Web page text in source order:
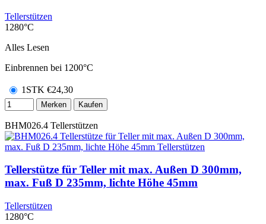
Tellerstützen
1280°C
Alles Lesen
Einbrennen bei 1200°C
1STK €24,30
Merken Kaufen
BHM026.4 Tellerstützen
Tellerstütze für Teller mit max. Außen D 300mm,
max. Fuß D 235mm, lichte Höhe 45mm
Tellerstützen
1280°C